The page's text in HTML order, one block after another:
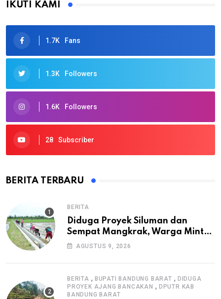
IKUTI KAMI
1.7K Fans
1.3K Followers
1.6K Followers
28 Subscriber
BERITA TERBARU
BERITA
Diduga Proyek Siluman dan
Sempat Mangkrak, Warga Minta
APH Usut Tuntas Pembangunan
AGUSTUS 9, 2026
BERITA , BUPATI BANDUNG BARAT , DIDUGA
PROYEK AJANG BANCAKAN , DPUTR KAB
BANDUNG BARAT